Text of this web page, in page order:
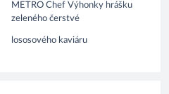
METRO Chef Výhonky hrášku
zeleného čerstvé
lososového kaviáru